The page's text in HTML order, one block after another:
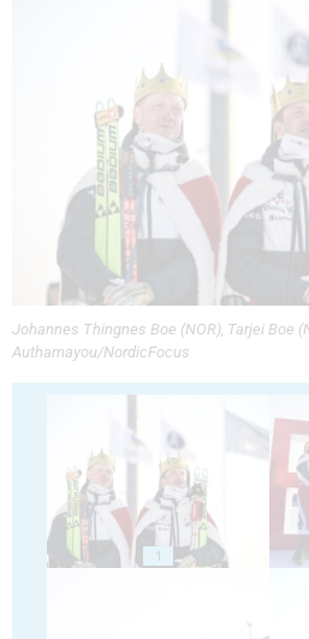
Johannes Thingnes Boe (NOR), Tarjei Boe
Authamayou/NordicFocus
1